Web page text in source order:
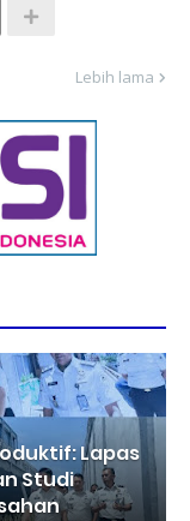
Lebih lama
Lapas
Studi